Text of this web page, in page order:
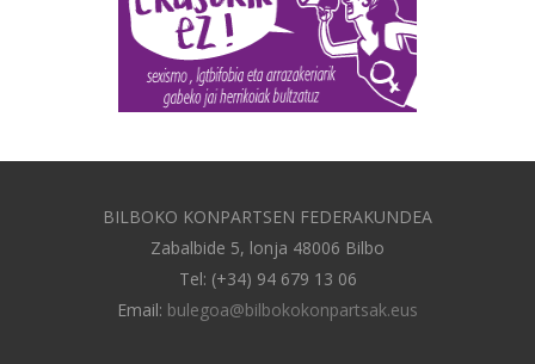
BILBOKO KONPARTSEN FEDERAKUNDEA
Zabalbide 5, lonja 48006 Bilbo
Tel: (+34) 94 679 13 06
Email: bulegoa@bilbokokonpartsak.eus